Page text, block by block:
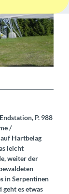
P. 988
/
Hartbelag
leicht
weiter der
in Serpentinen
es etwas